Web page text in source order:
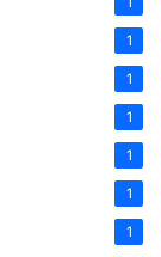
1
1
1
1
1
1